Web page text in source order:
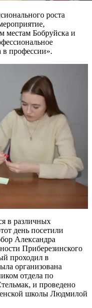
роста
местам Бобруйска и
в профессии».
в различных
день посетили
Александра
Приберезинского
проходил в
организована
отдела по
и проведено
школы Людмилой